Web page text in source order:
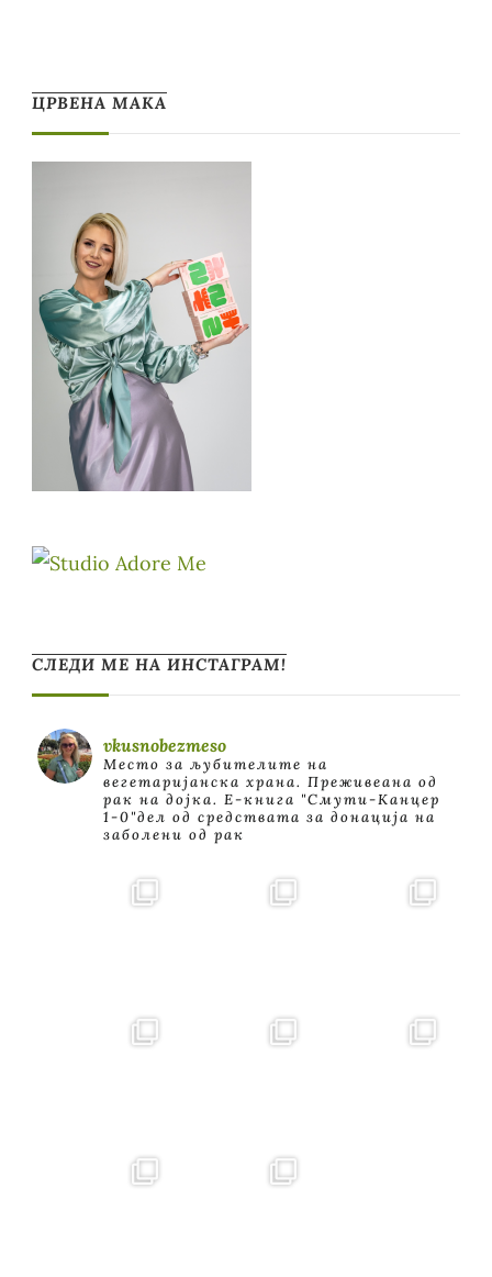
ЦРВЕНА МАКА
СЛЕДИ МЕ НА ИНСТАГРАМ!
vkusnobezmeso
Место за љубителите на
вегетаријанска храна. Преживеана од
рак на дојка. E-книга "Смути-Канцер
1-0"дел од средствата за донација на
заболени од рак